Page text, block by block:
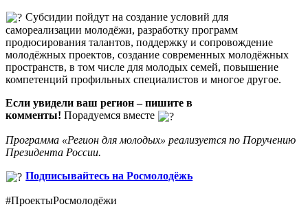
Субсидии пойдут на создание условий для
самореализации молодёжи, разработку программ
продюсирования талантов, поддержку и сопровождение
молодёжных проектов, создание современных молодёжных
пространств, в том числе для молодых семей, повышение
компетенций профильных специалистов и многое другое.
Если увидели ваш регион – пишите в
комменты! Порадуемся вместе
Программа «Регион для молодых» реализуется по Поручению
Президента России.
Подписывайтесь на Росмолодёжь
#ПроектыРосмолодёжи